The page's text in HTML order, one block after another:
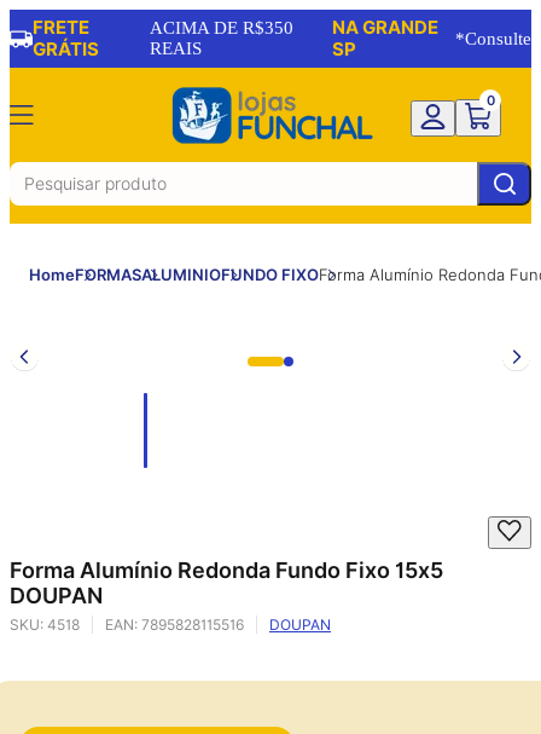
FRETE
GRÁTIS
ACIMA DE R$350
REAIS
NA GRANDE
SP
*Consulte
0
HomeFORMASALUMINIOFUNDO FIXOForma Alumínio Redonda
Forma Alumínio Redonda Fundo Fixo 15x5
DOUPAN
SKU: 4518 EAN: 7895828115516 DOUPAN